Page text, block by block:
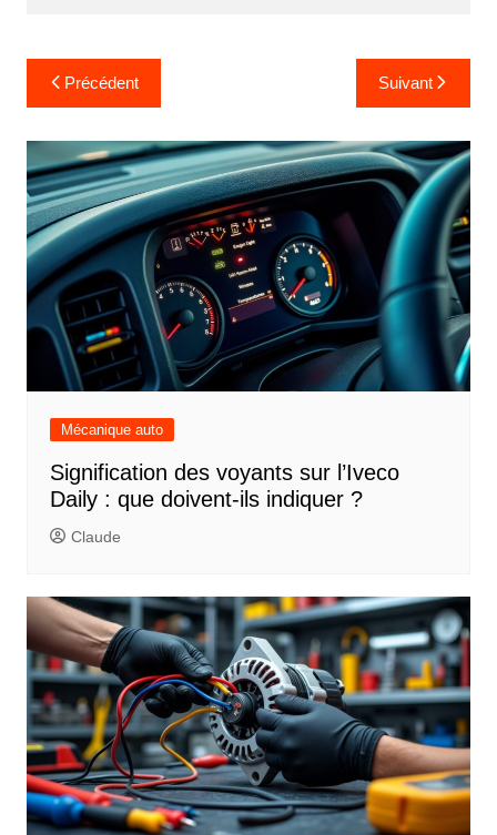
Navigation
de
l’article
Précédent Suivant
Mécanique auto
Signification des voyants sur l’Iveco
Daily : que doivent-ils indiquer ?
Claude